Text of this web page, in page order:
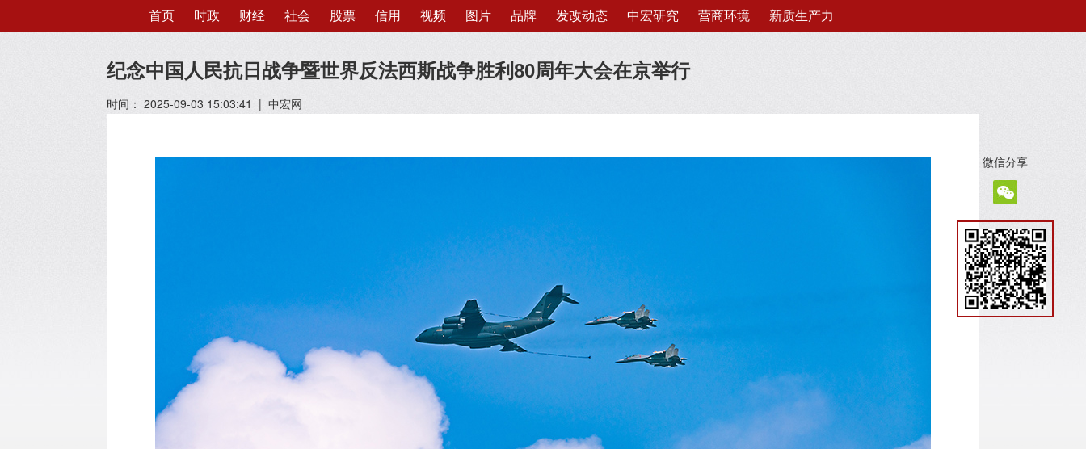
微信分享
首页 时政 财经 社会 股票 信用 视频 图片 品牌 发改动态 中宏研究 营商环境 新质生产力
纪念中国人民抗日战争暨世界反法西斯战争胜利80周年大会在京举行
时间： 2025-09-03 15:03:41 | 中宏网